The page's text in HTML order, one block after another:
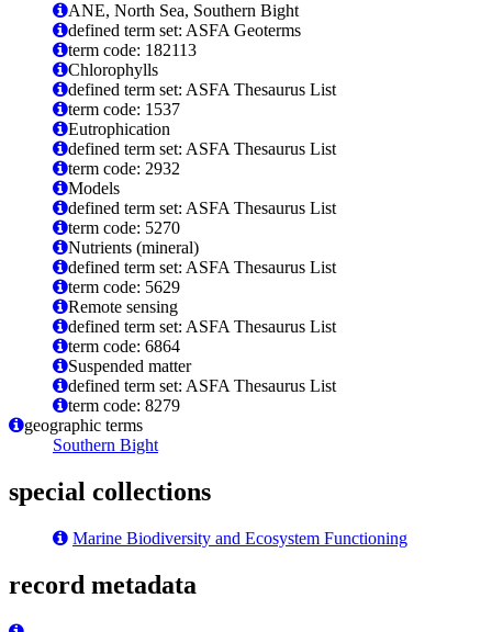
ANE, North Sea, Southern Bight
defined term set: ASFA Geoterms
term code: 182113
Chlorophylls
defined term set: ASFA Thesaurus List
term code: 1537
Eutrophication
defined term set: ASFA Thesaurus List
term code: 2932
Models
defined term set: ASFA Thesaurus List
term code: 5270
Nutrients (mineral)
defined term set: ASFA Thesaurus List
term code: 5629
Remote sensing
defined term set: ASFA Thesaurus List
term code: 6864
Suspended matter
defined term set: ASFA Thesaurus List
term code: 8279
geographic terms
Southern Bight
special collections
Marine Biodiversity and Ecosystem Functioning
record metadata